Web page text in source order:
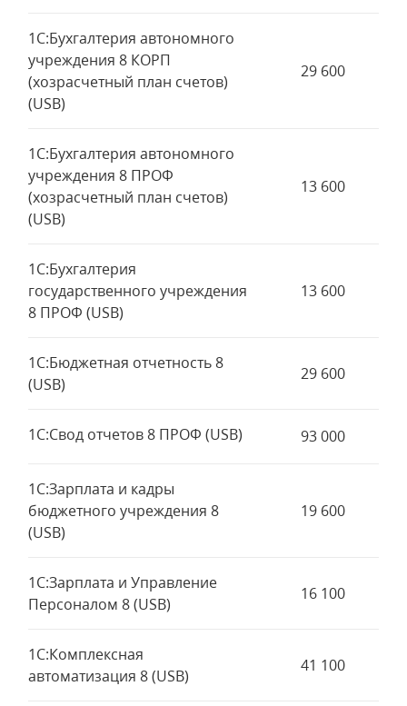
1С:Бухгалтерия автономного
учреждения 8 КОРП
(хозрасчетный план счетов)
(USB)
29 600
1С:Бухгалтерия автономного
учреждения 8 ПРОФ
(хозрасчетный план счетов)
(USB)
13 600
1С:Бухгалтерия
государственного учреждения
8 ПРОФ (USB)
13 600
1С:Бюджетная отчетность 8
(USB)
29 600
1С:Свод отчетов 8 ПРОФ (USB) 93 000
1С:Зарплата и кадры
бюджетного учреждения 8
(USB)
19 600
1С:Зарплата и Управление
Персоналом 8 (USB)
16 100
1С:Комплексная
автоматизация 8 (USB)
41 100